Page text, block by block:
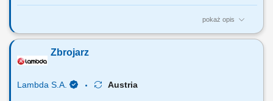
pokaż opis
Twój zakres obowiązków: Wykonywanie konstrukcji stalowych,
Praca przy jednym z naszych projektów m.in. oczyszczalni ścieków,
mostach i tunelach;
Zbrojarz
Lambda S.A. Austria